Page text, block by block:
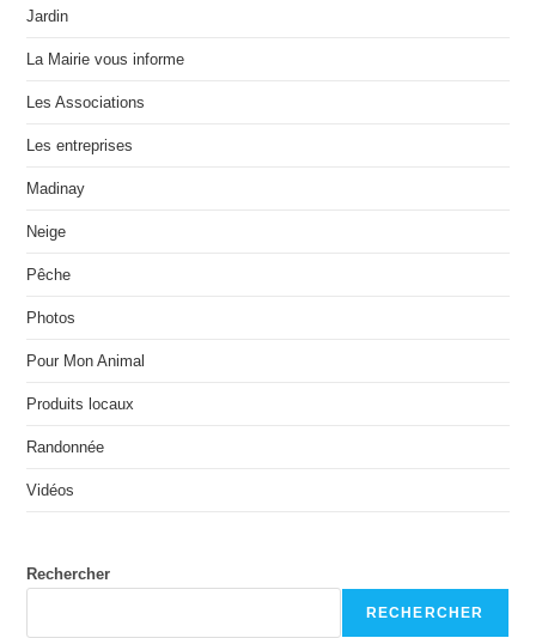
Jardin
La Mairie vous informe
Les Associations
Les entreprises
Madinay
Neige
Pêche
Photos
Pour Mon Animal
Produits locaux
Randonnée
Vidéos
Rechercher
RECHERCHER